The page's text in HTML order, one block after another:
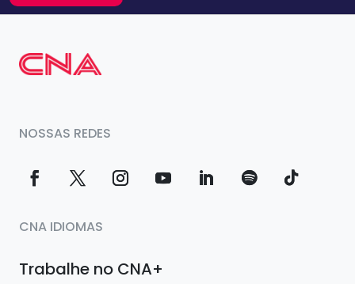
NOSSAS REDES
CNA IDIOMAS
Trabalhe no CNA+